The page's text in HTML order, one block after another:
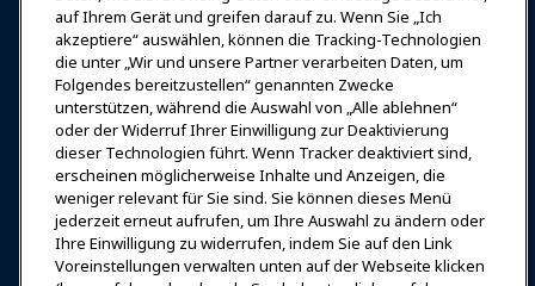
Auszeichnungen Karrieren
Kontakt
Expos & Veranstaltungen
News & Funwelt
Bildung
auf Ihrem Gerät und greifen darauf zu. Wenn Sie „Ich
akzeptiere“ auswählen, können die Tracking-Technologien
die unter „Wir und unsere Partner verarbeiten Daten, um
Folgendes bereitzustellen“ genannten Zwecke
unterstützen, während die Auswahl von „Alle ablehnen“
oder der Widerruf Ihrer Einwilligung zur Deaktivierung
dieser Technologien führt. Wenn Tracker deaktiviert sind,
erscheinen möglicherweise Inhalte und Anzeigen, die
weniger relevant für Sie sind. Sie können dieses Menü
jederzeit erneut aufrufen, um Ihre Auswahl zu ändern oder
Ihre Einwilligung zu widerrufen, indem Sie auf den Link
Voreinstellungen verwalten unten auf der Webseite klicken